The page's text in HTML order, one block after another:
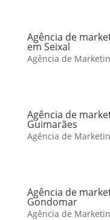
Agência de
em Seixal
Agência de
Agência de
Guimarães
Agência de
Agência de
Gondomar
Agência de